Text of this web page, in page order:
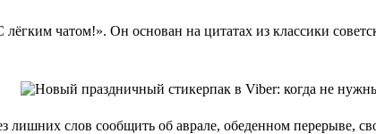
чатом!». Он основан на цитатах из классики
лишних слов сообщить об аврале, обеденном перерыве,